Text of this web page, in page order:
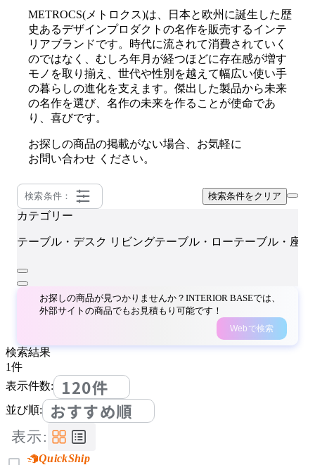
METROCS(メトロクス)は、日本と欧州に誕生した歴
史あるデザインプロダクトの名作を販売するインテ
リアブランドです。時代に流されて消費されていく
のではなく、むしろ年月が経つほどに存在感が増す
モノを取り揃え、世代や性別を越えて幅広い使い手
の暮らしの進化を支えます。傑出した製品から未来
の名作を選び、名作の未来を作ることが使命であ
り、喜びです。
お探しの商品の掲載がない場合、お気軽に
お問い合わせ ください。
検索条件： 検索条件をクリア
カテゴリー
テーブル・デスク リビングテーブル・ローテーブル・座卓
お探しの商品が見つかりませんか？INTERIOR BASEでは、
外部サイトの商品でもお見積もり可能です！
Webで検索
検索結果
1件
表示件数:
120件
並び順: おすすめ順
表示:
QuickShip